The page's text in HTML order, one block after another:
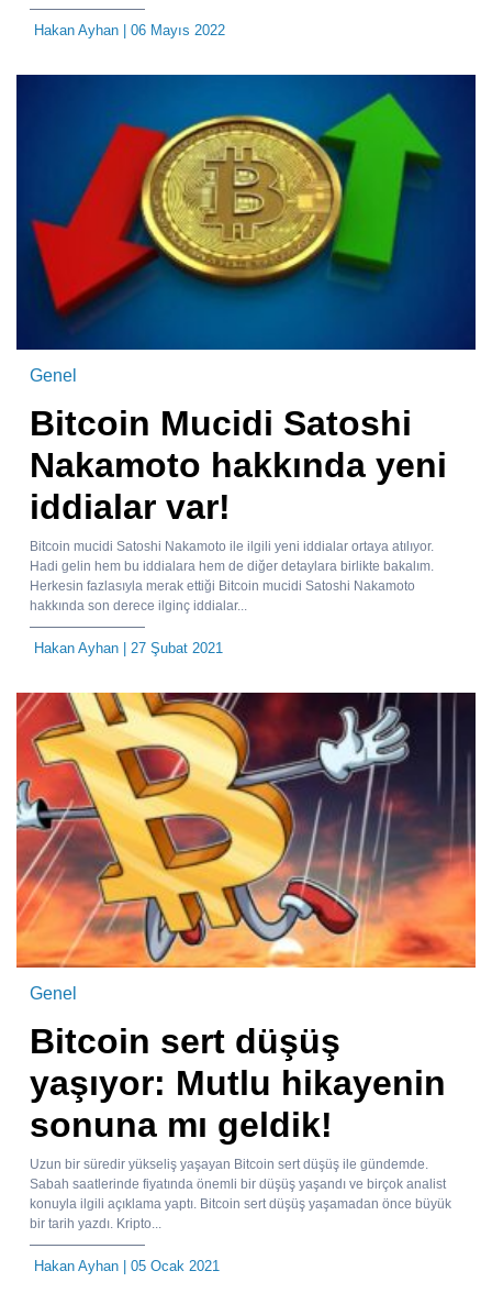
Hakan Ayhan | 06 Mayıs 2022
Genel
Bitcoin Mucidi Satoshi
Nakamoto hakkında yeni
iddialar var!
Bitcoin mucidi Satoshi Nakamoto ile ilgili yeni iddialar ortaya atılıyor.
Hadi gelin hem bu iddialara hem de diğer detaylara birlikte bakalım.
Herkesin fazlasıyla merak ettiği Bitcoin mucidi Satoshi Nakamoto
hakkında son derece ilginç iddialar...
Hakan Ayhan | 27 Şubat 2021
Genel
Bitcoin sert düşüş
yaşıyor: Mutlu hikayenin
sonuna mı geldik!
Uzun bir süredir yükseliş yaşayan Bitcoin sert düşüş ile gündemde.
Sabah saatlerinde fiyatında önemli bir düşüş yaşandı ve birçok analist
konuyla ilgili açıklama yaptı. Bitcoin sert düşüş yaşamadan önce büyük
bir tarih yazdı. Kripto...
Hakan Ayhan | 05 Ocak 2021